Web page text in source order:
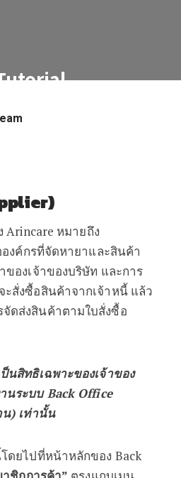
Arincare หมายถึง
งค์กรที่จัดหายาและสินค้า
องเจ้าของบริษัท และการ
สั่งซื้อสินค้าจากเจ้าหนี้ แล้ว
ดส่งสินค้าตามใบสั่งซื้อ
นสิทธิเฉพาะของเจ้าของ
นระบบ Back Office
) เท่านั้น
ดยไปที่หน้าหลักของ Back